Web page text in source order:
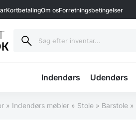
KortbetalingOm osForretningsbetingelser
Indendørs Udendørs
» Indendørs møbler » Stole » Barstole »